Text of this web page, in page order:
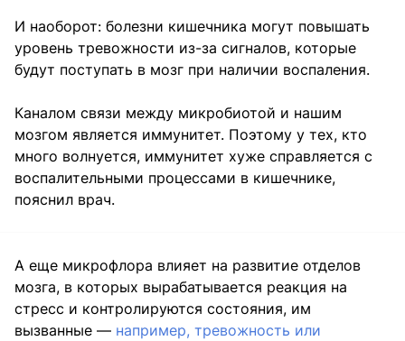
И наоборот: болезни кишечника могут повышать
уровень тревожности из-за сигналов, которые
будут поступать в мозг при наличии воспаления.
Каналом связи между микробиотой и нашим
мозгом является иммунитет. Поэтому у тех, кто
много волнуется, иммунитет хуже справляется с
воспалительными процессами в кишечнике,
пояснил врач.
А еще микрофлора влияет на развитие отделов
мозга, в которых вырабатывается реакция на
стресс и контролируются состояния, им
вызванные — например, тревожность или